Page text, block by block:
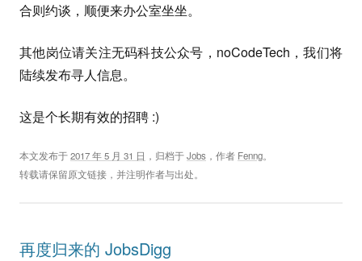
合则约谈，顺便来办公室坐坐。
其他岗位请关注无码科技公众号，noCodeTech，我们将
陆续发布寻人信息。
这是个长期有效的招聘 :)
本文发布于2017 年 5 月 31 日 ，归档于Jobs ，作者 Fenng。
转载请保留原文链接，并注明作者与出处。
再度归来的 JobsDigg